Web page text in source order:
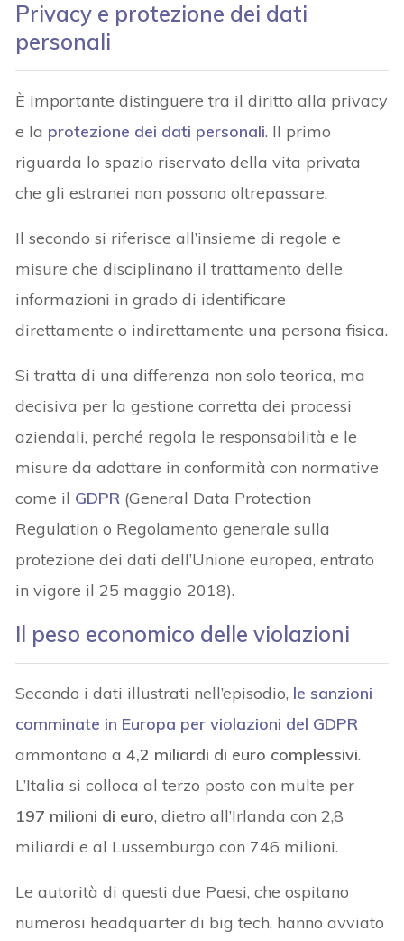
Privacy e protezione dei dati
personali
È importante distinguere tra il diritto alla privacy
e la protezione dei dati personali. Il primo
riguarda lo spazio riservato della vita privata
che gli estranei non possono oltrepassare.
Il secondo si riferisce all’insieme di regole e
misure che disciplinano il trattamento delle
informazioni in grado di identificare
direttamente o indirettamente una persona fisica.
Si tratta di una differenza non solo teorica, ma
decisiva per la gestione corretta dei processi
aziendali, perché regola le responsabilità e le
misure da adottare in conformità con normative
come il GDPR (General Data Protection
Regulation o Regolamento generale sulla
protezione dei dati dell’Unione europea, entrato
in vigore il 25 maggio 2018).
Il peso economico delle violazioni
Secondo i dati illustrati nell’episodio, le sanzioni
comminate in Europa per violazioni del GDPR
ammontano a4,2 miliardi di euro complessivi.
L’Italia si colloca al terzo posto con multe per
197 milioni di euro, dietro all’Irlanda con 2,8
miliardi e al Lussemburgo con 746 milioni.
Le autorità di questi due Paesi, che ospitano
numerosi headquarter di big tech, hanno avviato